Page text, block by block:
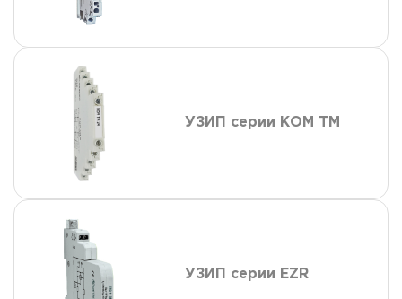
УЗИП серии КОМ ТМ
УЗИП серии EZR